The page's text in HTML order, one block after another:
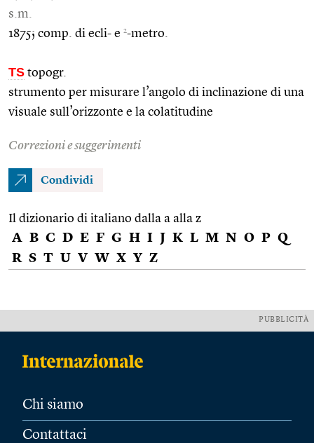
s.m.
1875; comp. di ecli- e 2-metro.
TS topogr.
strumento per misurare l’angolo di inclinazione di una
visuale sull’orizzonte e la colatitudine
Correzioni e suggerimenti
Condividi
Il dizionario di italiano dalla a alla z
A B C D E F G H I J K L M N O P Q
R S T U V W X Y Z
PUBBLICITÀ
Chi siamo
Contattaci